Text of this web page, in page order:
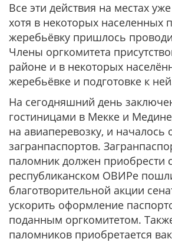
Все эти действия на местах
хотя в некоторых населенных
жеребьёвку пришлось
Члены оргкомитета
районе и в некоторых
жеребьёвке и подготовке к
На сегодняшний день
гостиницами в Мекке и
на авиаперевозку, и
загранпаспортов.
паломник должен приобрести
республиканском ОВИРе
благотворительной акции
ускорить оформление
поданным оргкомитетом.
паломников приобретается